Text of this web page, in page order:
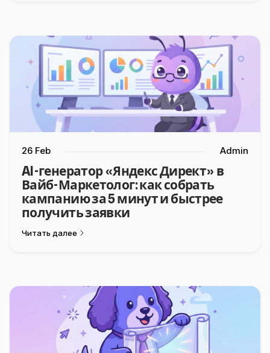
26 Feb Admin
AI-генератор «Яндекс Директ» в
Вайб-Маркетолог: как собрать
кампанию за 5 минут и быстрее
получить заявки
Читать далее